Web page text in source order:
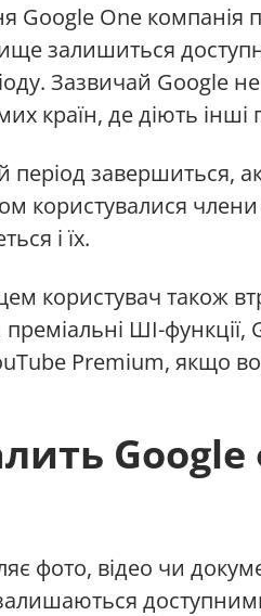
Google One компанія
залишиться
Зазвичай Google
країн, де діють інші
період завершиться,
користувалися
і їх.
користувач також
ШІ-
Premium, якщо
фото, відео чи